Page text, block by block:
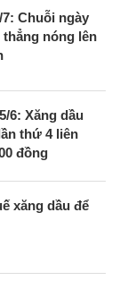
Chuỗi ngày
nóng lên
6: Xăng dầu
thứ 4 liên
đồng
xăng dầu để